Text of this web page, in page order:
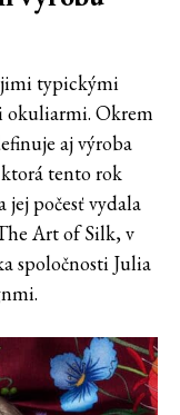
typickými
okuliarmi. Okrem
aj výroba
tento rok
jej počesť vydala
Art of Silk, v
spoločnosti Julia